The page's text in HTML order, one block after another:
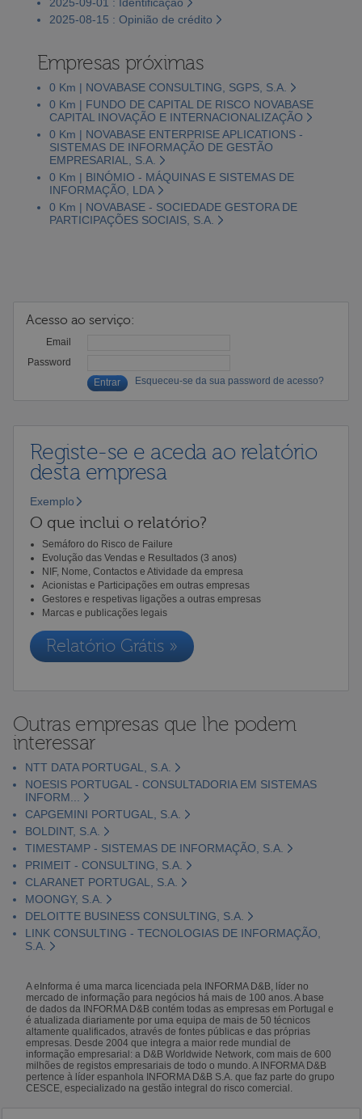
2025-08-15 : Opinião de crédito
Empresas próximas
0 Km | NOVABASE CONSULTING, SGPS, S.A.
0 Km | FUNDO DE CAPITAL DE RISCO NOVABASE
CAPITAL INOVAÇÃO E INTERNACIONALIZAÇÃO
0 Km | NOVABASE ENTERPRISE APLICATIONS -
SISTEMAS DE INFORMAÇÃO DE GESTÃO
EMPRESARIAL, S.A.
0 Km | BINÓMIO - MÁQUINAS E SISTEMAS DE
INFORMAÇÃO, LDA
0 Km | NOVABASE - SOCIEDADE GESTORA DE
PARTICIPAÇÕES SOCIAIS, S.A.
Acesso ao serviço:
Email
Password
Esqueceu-se da sua password de acesso?
Registe-se e aceda ao relatório
desta empresa
Exemplo
O que inclui o relatório?
Semáforo do Risco de Failure
Evolução das Vendas e Resultados (3 anos)
NIF, Nome, Contactos e Atividade da empresa
Acionistas e Participações em outras empresas
Gestores e respetivas ligações a outras empresas
Marcas e publicações legais
Relatório Grátis »
Outras empresas que lhe podem
interessar
NTT DATA PORTUGAL, S.A.
NOESIS PORTUGAL - CONSULTADORIA EM SISTEMAS
INFORM...
CAPGEMINI PORTUGAL, S.A.
BOLDINT, S.A.
TIMESTAMP - SISTEMAS DE INFORMAÇÃO, S.A.
PRIMEIT - CONSULTING, S.A.
CLARANET PORTUGAL, S.A.
MOONGY, S.A.
DELOITTE BUSINESS CONSULTING, S.A.
LINK CONSULTING - TECNOLOGIAS DE INFORMAÇÃO,
S.A.
A eInforma é uma marca licenciada pela INFORMA D&B, líder no
mercado de informação para negócios há mais de 100 anos. A base
de dados da INFORMA D&B contém todas as empresas em Portugal e
é atualizada diariamente por uma equipa de mais de 50 técnicos
altamente qualificados, através de fontes públicas e das próprias
empresas. Desde 2004 que integra a maior rede mundial de
informação empresarial: a D&B Worldwide Network, com mais de 600
milhões de registos empresariais de todo o mundo. A INFORMA D&B
pertence à líder espanhola INFORMA D&B S.A. que faz parte do grupo
CESCE, especializado na gestão integral do risco comercial.